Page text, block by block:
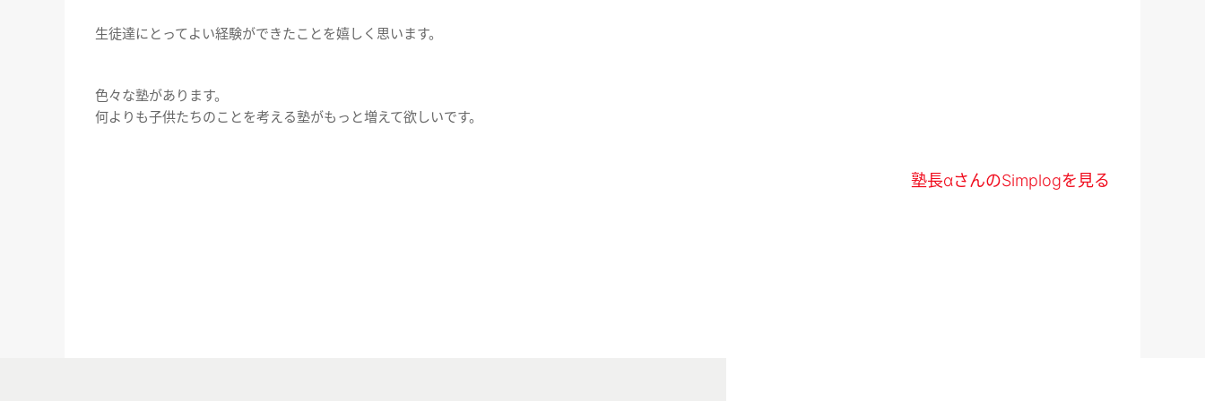
生徒達にとってよい経験ができたことを嬉しく思います。
色々な塾があります。
何よりも子供たちのことを考える塾がもっと増えて欲しいです。
塾長αさんのSimplogを見る